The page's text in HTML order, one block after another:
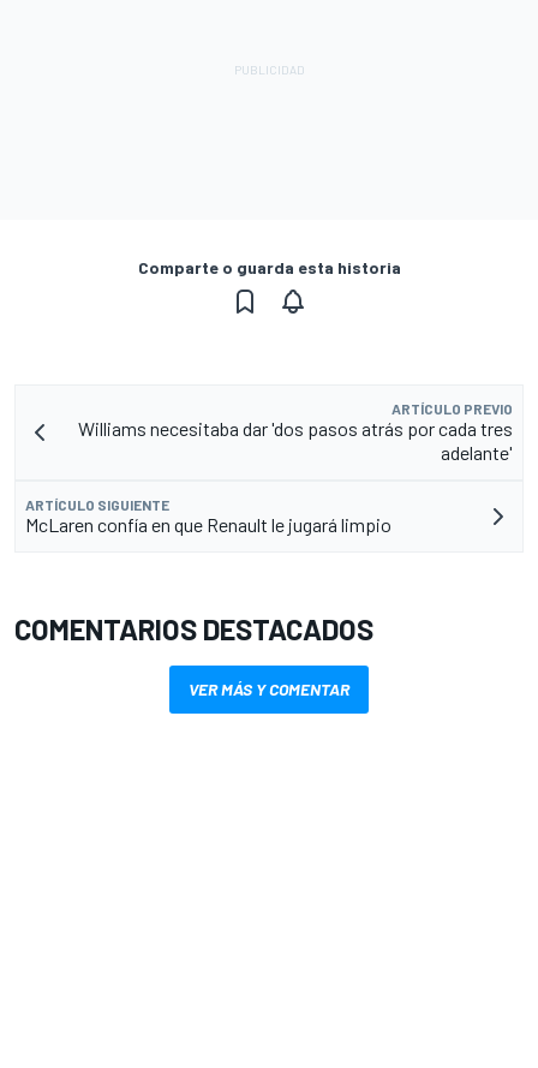
Comparte o guarda esta historia
ARTÍCULO PREVIO
Williams necesitaba dar 'dos pasos atrás por cada tres
adelante'
ARTÍCULO SIGUIENTE
McLaren confía en que Renault le jugará limpio
COMENTARIOS DESTACADOS
VER MÁS Y COMENTAR